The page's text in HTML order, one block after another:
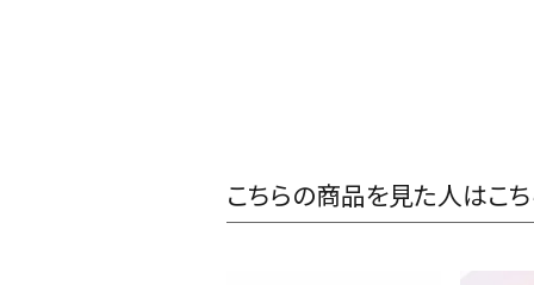
こちらの商品を見た人はこ